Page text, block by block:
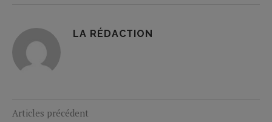
LA RÉDACTION
Articles précédent